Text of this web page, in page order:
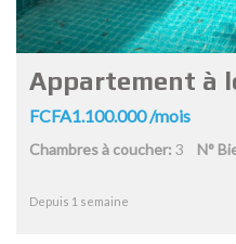
Appartement à
FCFA1.100.000 /mois
Chambres à coucher: 3 N°
Depuis 1 semaine